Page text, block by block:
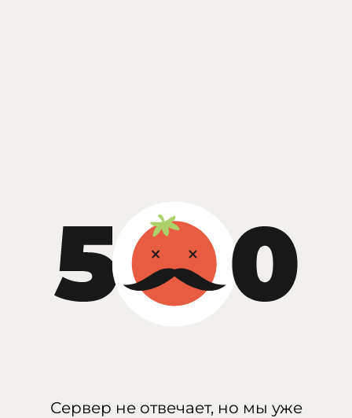
Сервер не отвечает, но мы уже